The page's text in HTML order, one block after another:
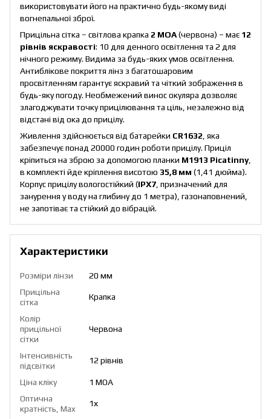
використовувати його на практично будь-якому виді
вогнепальної зброї.
Прицільна сітка – світлова крапка 2 МОА(червона) – має 12
рівнів яскравості: 10 для денного освітлення та 2 для
нічного режиму. Видима за будь-яких умов освітлення.
Антиблікове покриття лінз з багатошаровим
просвітленням гарантує яскравий та чіткий зображення в
будь-яку погоду. Необмежений винос окуляра дозволяє
злагоджувати точку прицілювання та ціль, незалежно від
відстані від ока до прицілу.
Живлення здійснюється від батарейки CR1632 , яка
забезпечує понад 20000 годин роботи прицілу. Приціл
кріпиться на зброю за допомогою планки M1913 Picatinny,
в комплекті йде кріплення висотою 35,8 мм (1,41 дюйма).
Корпус прицілу вологостійкий (IPX7 , призначений для
занурення у воду на глибину до 1 метра), газонаповнений,
не запотіває та стійкий до вібрацій.
Характеристики
Розміри лінзи
20 мм
Прицільна
сітка
Крапка
Колір
прицільної
сітки
Червона
Інтенсивність
підсвітки
12 рівнів
Ціна кліку
1 МОА
Оптична
кратність, Max
1х